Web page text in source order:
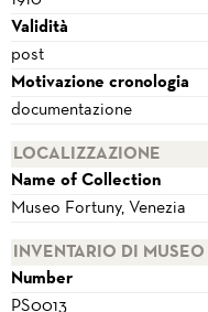
Validità
post
Motivazione cronologia
documentazione
LOCALIZZAZIONE
Name of Collection
Museo Fortuny, Venezia
INVENTARIO DI
Number
PS0013